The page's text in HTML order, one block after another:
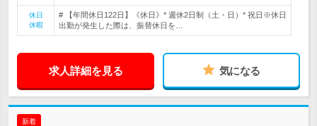
休日
休暇
# 【年間休日122日】《休日》* 週休2日制（土・日）* 祝日※休日
出勤が発生した際は、振替休日を…
求人詳細を見る 気になる
新着